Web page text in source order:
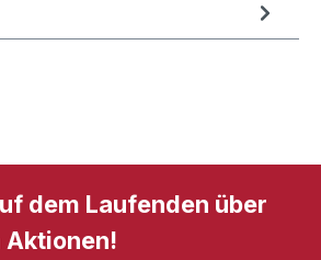
dem Laufenden über
Aktionen!